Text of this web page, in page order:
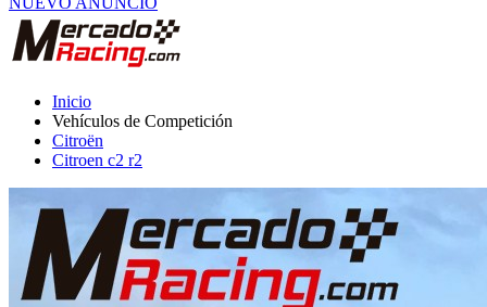
Inicio
Vehículos de Competición
Citroën
Citroen c2 r2